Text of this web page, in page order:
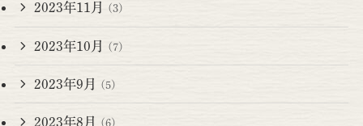
2023年11月 (3)
2023年10月 (7)
2023年9月 (5)
2023年8月 (6)